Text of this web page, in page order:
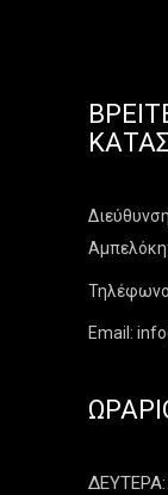
Email:
ΔΕΥΤΕΡΑ: